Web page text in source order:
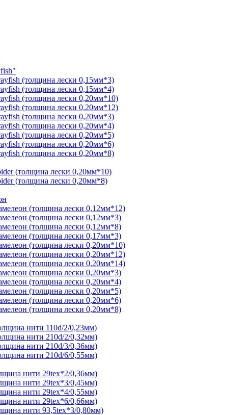
(толщина лески 0,15мм*3)
(толщина лески 0,15мм*4)
(толщина лески 0,20мм*10)
(толщина лески 0,20мм*12)
(толщина лески 0,20мм*3)
(толщина лески 0,20мм*4)
(толщина лески 0,20мм*5)
(толщина лески 0,20мм*6)
(толщина лески 0,20мм*8)
(толщина лески 0,20мм*10)
(толщина лески 0,20мм*8)
(толщина лески 0,12мм*12)
(толщина лески 0,12мм*3)
(толщина лески 0,12мм*8)
(толщина лески 0,17мм*3)
(толщина лески 0,20мм*10)
(толщина лески 0,20мм*12)
(толщина лески 0,20мм*14)
(толщина лески 0,20мм*3)
(толщина лески 0,20мм*4)
(толщина лески 0,20мм*5)
(толщина лески 0,20мм*6)
(толщина лески 0,20мм*8)
нити 110d/2/0,23мм)
нити 210d/2/0,32мм)
нити 210d/3/0,36мм)
нити 210d/6/0,55мм)
нити 29tex*2/0,36мм)
нити 29tex*3/0,45мм)
нити 29tex*4/0,55мм)
нити 29tex*6/0,66мм)
нити 93,5tex*3/0,80мм)